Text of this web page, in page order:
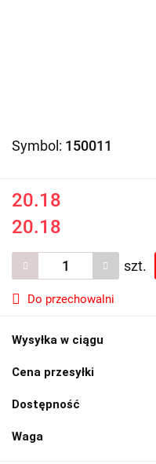
Symbol: 150011
20.18
20.18
szt.
Do przechowalni
Wysyłka w ciągu
Cena przesyłki
Dostępność
Waga